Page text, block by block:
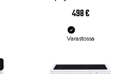
498 €
Varastossa